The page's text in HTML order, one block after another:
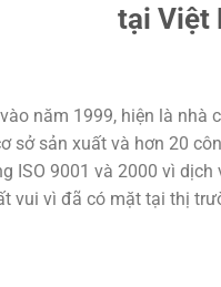
tại Việt
năm 1999, hiện là nhà
sở sản xuất và hơn 20
ISO 9001 và 2000 vì
vui vì đã có mặt tại thị